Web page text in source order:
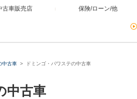
古車販売店 保険/ローン/他
中古車 ドミンゴ・パワステの中古車
中古車